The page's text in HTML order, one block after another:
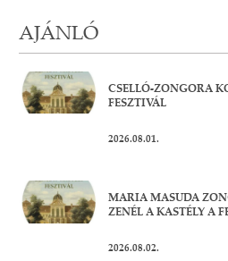
AJÁNLÓ
CSELLÓ-ZONGORA
FESZTIVÁL
2026.08.01.
MARIA MASUDA
ZENÉL A KASTÉLY A
2026.08.02.